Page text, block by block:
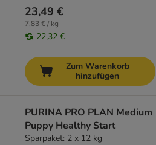
23,49 €
7,83 € / kg
22,32 €
Zum Warenkorb
hinzufügen
PURINA PRO PLAN Medium
Puppy Healthy Start
Sparpaket: 2 x 12 kg